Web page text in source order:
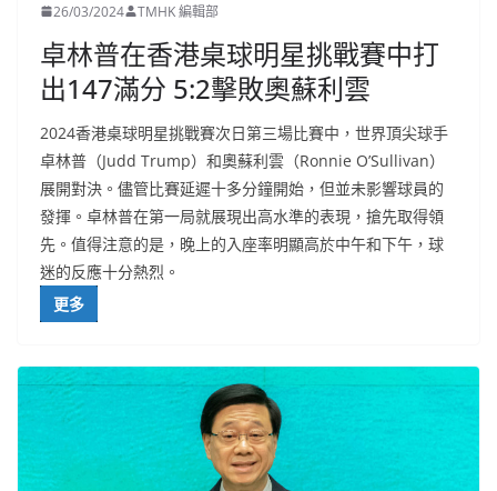
26/03/2024 TMHK 編輯部
卓林普在香港桌球明星挑戰賽中打
出147滿分 5:2擊敗奧蘇利雲
2024香港桌球明星挑戰賽次日第三場比賽中，世界頂尖球手
卓林普（Judd Trump）和奧蘇利雲（Ronnie O’Sullivan）
展開對決。儘管比賽延遲十多分鐘開始，但並未影響球員的
發揮。卓林普在第一局就展現出高水準的表現，搶先取得領
先。值得注意的是，晚上的入座率明顯高於中午和下午，球
迷的反應十分熱烈。
更多